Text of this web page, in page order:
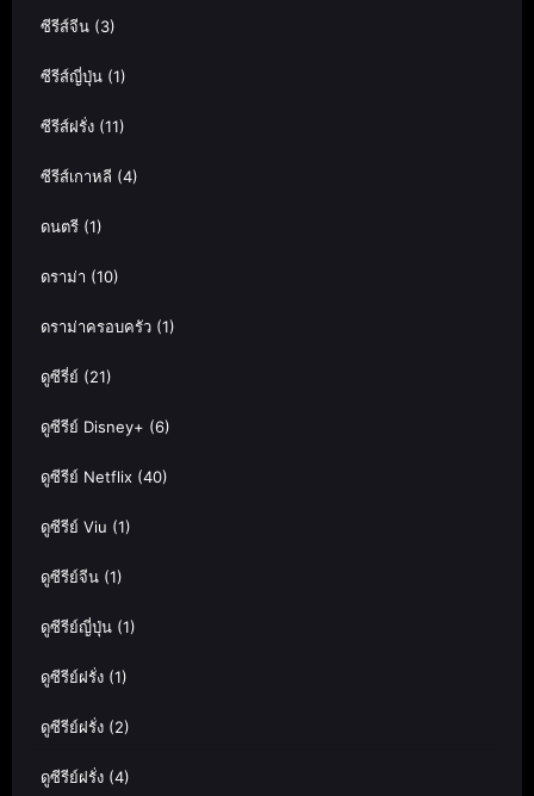
ซีรีส์จีน (3)
ซีรีส์ญี่ปุ่น (1)
ซีรีส์ฝรั่ง (11)
ซีรีส์เกาหลี (4)
ดนตรี (1)
ดราม่า (10)
ดราม่าครอบครัว (1)
ดูซีรี่ย์ (21)
ดูซีรีย์ Disney+ (6)
ดูซีรีย์ Netflix (40)
ดูซีรีย์ Viu (1)
ดูซีรีย์จีน (1)
ดูซีรีย์ญี่ปุ่น (1)
ดูซีรีย์ฝรั่ง (1)
ดูซีรีย์ฝรั่ง (2)
ดูซีรีย์ฝรั่ง (4)